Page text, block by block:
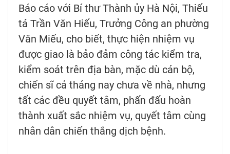
Báo cáo với Bí thư Thành ủy Hà Nội, Thiếu
tá Trần Văn Hiếu, Trưởng Công an phường
Văn Miếu, cho biết, thực hiện nhiệm vụ
được giao là bảo đảm công tác kiểm tra,
kiểm soát trên địa bàn, mặc dù cán bộ,
chiến sĩ cả tháng nay chưa về nhà, nhưng
tất các đều quyết tâm, phấn đấu hoàn
thành xuất sắc nhiệm vụ, quyết tâm cùng
nhân dân chiến thắng dịch bệnh.